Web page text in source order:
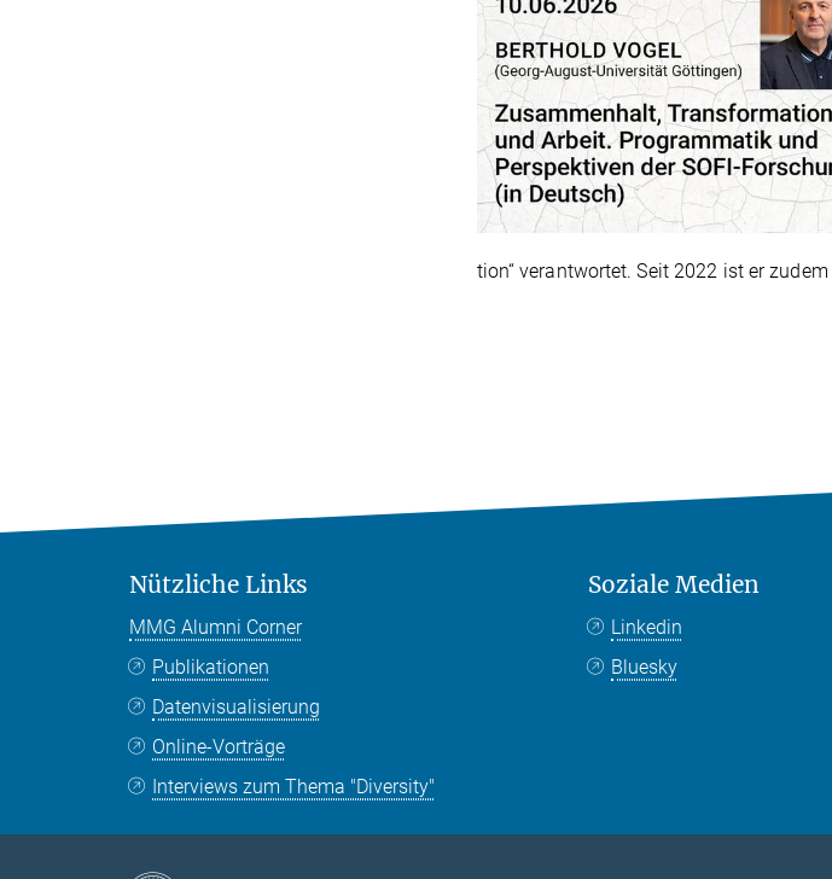
tion“ verantwortet. Seit 2022 ist er
Nützliche Links
MMG Alumni Corner
Publikationen
Datenvisualisierung
Online-Vorträge
Interviews zum Thema "Diversity"
Soziale Medien
Linkedin
Bluesky